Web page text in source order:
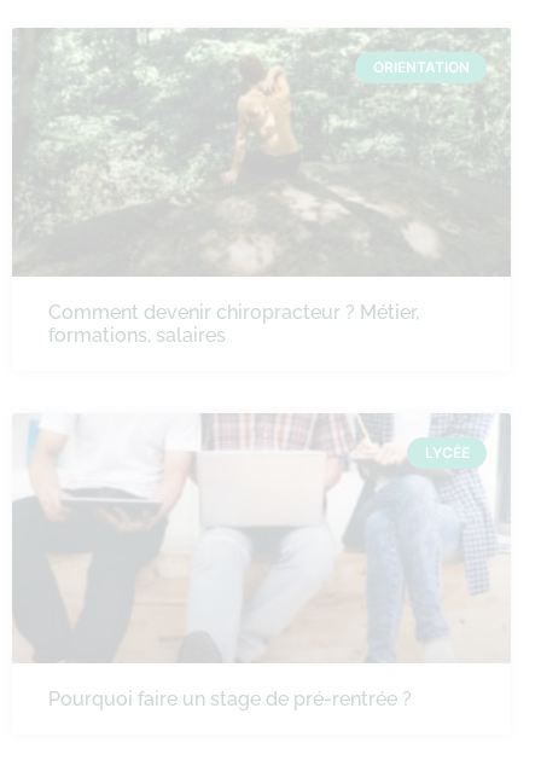
ORIENTATION
Comment devenir chiropracteur ? Métier,
formations, salaires
LYCÉE
Pourquoi faire un stage de pré-rentrée ?